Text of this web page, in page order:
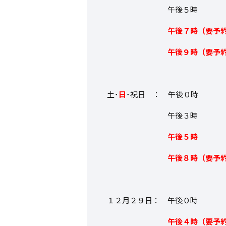
午後５時
午後７時（要予約
午後９時（要予約
土･ 日･祝日 ： 午後０時
午後３時
午後５時
午後８時（要予約
１２月２９日： 午後０時
午後４時（要予約